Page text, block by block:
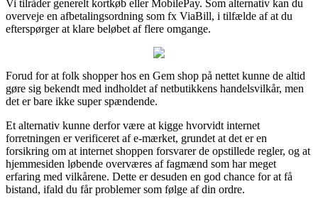
Vi tilråder generelt kortkøb eller MobilePay. Som alternativ kan du
overveje en afbetalingsordning som fx ViaBill, i tilfælde af at du
efterspørger at klare beløbet af flere omgange.
Forud for at folk shopper hos en Gem shop på nettet kunne de altid
gøre sig bekendt med indholdet af netbutikkens handelsvilkår, men
det er bare ikke super spændende.
Et alternativ kunne derfor være at kigge hvorvidt internet
forretningen er verificeret af e-mærket, grundet at det er en
forsikring om at internet shoppen forsvarer de opstillede regler, og at
hjemmesiden løbende overværes af fagmænd som har meget
erfaring med vilkårene. Dette er desuden en god chance for at få
bistand, ifald du får problemer som følge af din ordre.